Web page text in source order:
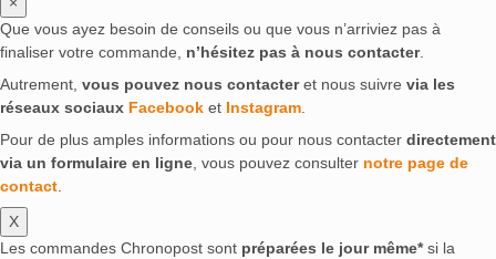
Que vous ayez besoin de conseils ou que vous n’arriviez pas à
finaliser votre commande, n’hésitez pas à nous contacter.
Autrement, vous pouvez nous contacteret nous suivre via les
réseaux sociaux Facebook et Instagram.
Pour de plus amples informations ou pour nous contacter directement
via un formulaire en ligne, vous pouvez consulter notre page de
contact.
X
Les commandes Chronopost sont préparées le jour même*si la